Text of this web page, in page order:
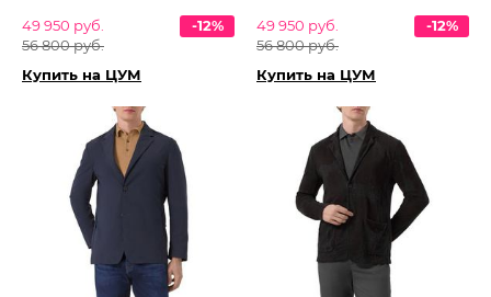
49 950 руб.
56 800 руб.
-12%
Купить на ЦУМ
49 950 руб.
56 800 руб.
-12%
Купить на ЦУМ